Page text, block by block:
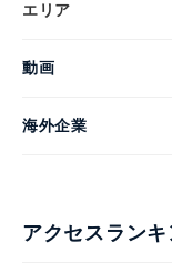
エリア
動画
海外企業
アクセスラン